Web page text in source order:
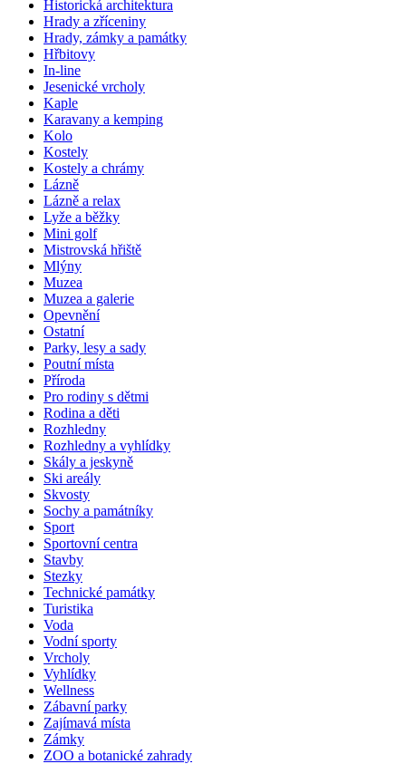
Historická architektura
Hrady a zříceniny
Hrady, zámky a památky
Hřbitovy
In-line
Jesenické vrcholy
Kaple
Karavany a kemping
Kolo
Kostely
Kostely a chrámy
Lázně
Lázně a relax
Lyže a běžky
Mini golf
Mistrovská hřiště
Mlýny
Muzea
Muzea a galerie
Opevnění
Ostatní
Parky, lesy a sady
Poutní místa
Příroda
Pro rodiny s dětmi
Rodina a děti
Rozhledny
Rozhledny a vyhlídky
Skály a jeskyně
Ski areály
Skvosty
Sochy a památníky
Sport
Sportovní centra
Stavby
Stezky
Technické památky
Turistika
Voda
Vodní sporty
Vrcholy
Vyhlídky
Wellness
Zábavní parky
Zajímavá místa
Zámky
ZOO a botanické zahrady